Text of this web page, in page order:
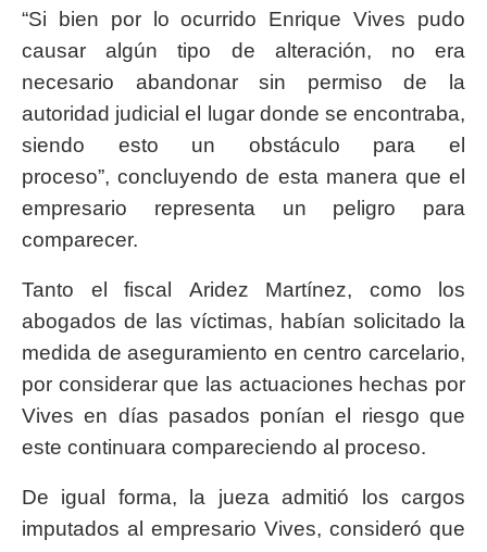
“Si bien por lo ocurrido Enrique Vives pudo
causar algún tipo de alteración, no era
necesario abandonar sin permiso de la
autoridad judicial el lugar donde se encontraba,
siendo esto un obstáculo para el
proceso”, concluyendo de esta manera que el
empresario representa un peligro para
comparecer.
Tanto el fiscal Aridez Martínez, como los
abogados de las víctimas, habían solicitado la
medida de aseguramiento en centro carcelario,
por considerar que las actuaciones hechas por
Vives en días pasados ponían el riesgo que
este continuara compareciendo al proceso.
De igual forma, la jueza admitió los cargos
imputados al empresario Vives, consideró que